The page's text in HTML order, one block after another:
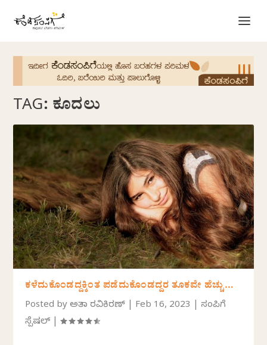
TAG: ಕೂದಲು
ಕಳೆದುಕೊಂಡದ್ದಕ್ಕಿಂತ ಪಡೆದುಕೊಂಡದ್ದರ ತೂಕವೇ ಹೆಚ್ಚು…
Posted byಅಮಿತಾ ರವಿಕಿರಣ್ Feb 16, 2023 |ಸಂಪಿಗೆ
ಸ್ಪೆಷಲ್|